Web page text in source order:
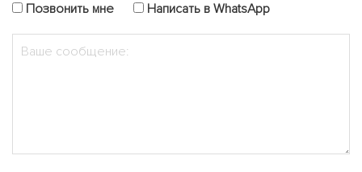
Позвонить мне
Написать в WhatsApp